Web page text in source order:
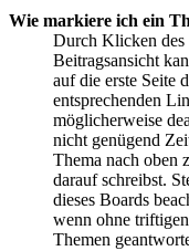
Wie markiere ich ein
Durch Klicken des
Beitragsansicht
auf die erste Seite
entsprechenden
möglicherweise
nicht genügend
Thema nach oben
darauf schreibst.
dieses Boards
wenn ohne
Themen